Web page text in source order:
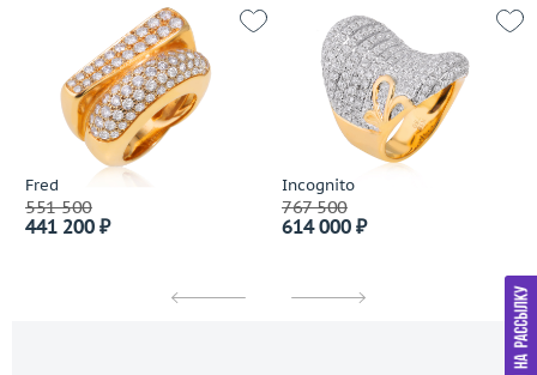
Fred
551 500
441 200 ₽
Incognito
767 500
614 000 ₽